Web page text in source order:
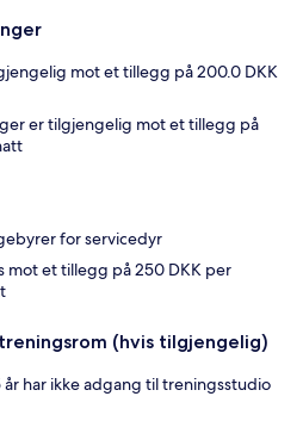
mot et tillegg på 200.0 DKK
er tilgjengelig mot et tillegg på
for servicedyr
mot et tillegg på 250 DKK per
(hvis tilgjengelig)
år har ikke adgang til treningsstudio